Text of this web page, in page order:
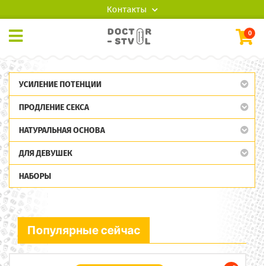
Контакты
0
УСИЛЕНИЕ ПОТЕНЦИИ
ПРОДЛЕНИЕ СЕКСА
НАТУРАЛЬНАЯ ОСНОВА
ДЛЯ ДЕВУШЕК
НАБОРЫ
Популярные сейчас